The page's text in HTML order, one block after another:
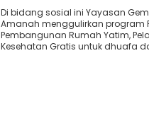
Di bidang sosial ini Yayasan
Amanah menggulirkan program
Pembangunan Rumah Yatim,
Kesehatan Gratis untuk dhuafa